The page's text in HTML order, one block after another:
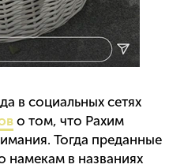
в социальных сетях
о том, что Рахим
Тогда преданные
намекам в названиях